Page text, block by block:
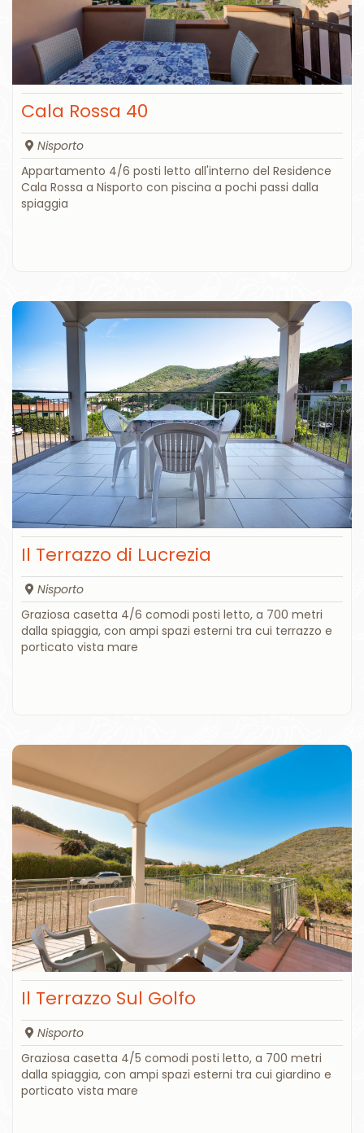
Cala Rossa 40
Nisporto
Appartamento 4/6 posti letto all'interno del Residence
Cala Rossa a Nisporto con piscina a pochi passi dalla
spiaggia
Il Terrazzo di Lucrezia
Nisporto
Graziosa casetta 4/6 comodi posti letto, a 700 metri
dalla spiaggia, con ampi spazi esterni tra cui terrazzo e
porticato vista mare
Il Terrazzo Sul Golfo
Nisporto
Graziosa casetta 4/5 comodi posti letto, a 700 metri
dalla spiaggia, con ampi spazi esterni tra cui giardino e
porticato vista mare